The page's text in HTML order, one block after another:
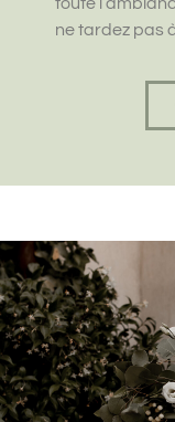
ne tardez pas